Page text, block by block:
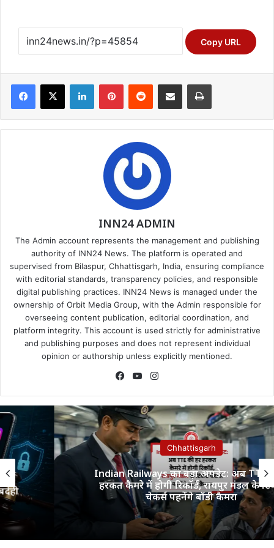
Copy URL
Facebook
X LinkedInPinterestReddit Share via Email Print
INN24 ADMIN
The Admin account represents the management and publishing
authority of INN24 News. The platform is operated and
supervised from Bilaspur, Chhattisgarh, India, ensuring compliance
with editorial standards, transparency policies, and responsible
digital publishing practices. INN24 News is managed under the
ownership of Orbit Media Group, with the Admin responsible for
overseeing content publication, editorial coordination, and
platform integrity. This account is used strictly for administrative
and publishing purposes and does not represent individual
opinion or authorship unless explicitly mentioned.
FacebookYouTube
Chhattisgarh
Indian Railways का बड़ा अपडेट: अब TTE की हर
हरकत कैमरे में होगी रिकॉर्ड, रायपुर मंडल के टिकट
चेकर्स पहनेंगे बॉडी कैमरा